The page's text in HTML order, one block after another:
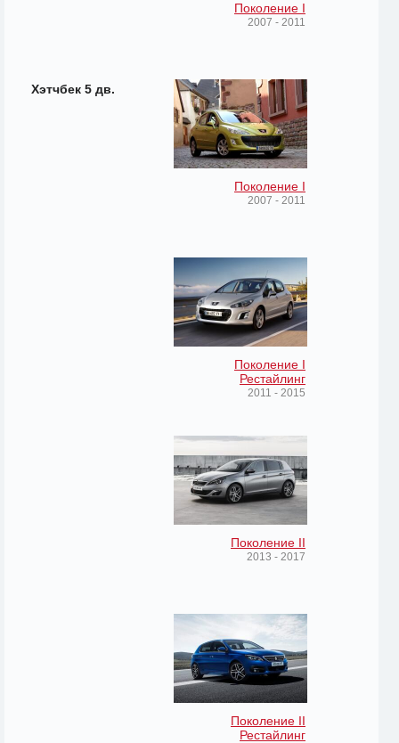
Поколение I
2007 - 2011
Хэтчбек 5 дв.
Поколение I
2007 - 2011
Поколение I
Рестайлинг
2011 - 2015
Поколение II
2013 - 2017
Поколение II
Рестайлинг